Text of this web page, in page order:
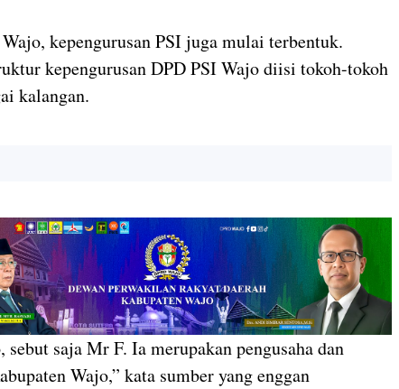
kepengurusan PSI juga mulai terbentuk.
kepengurusan DPD PSI Wajo diisi tokoh-tokoh
kalangan.
sebut saja Mr F. Ia merupakan pengusaha dan
Wajo,” kata sumber yang enggan